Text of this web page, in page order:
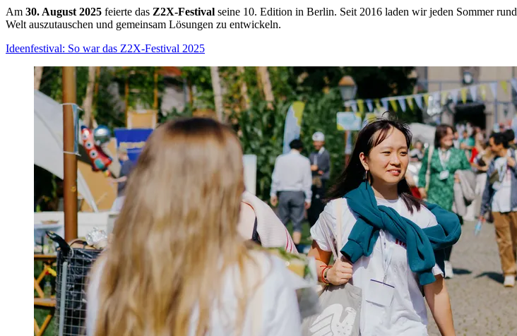
Am 30. August 2025 feierte das Z2X-Festival seine 10. Edition in Berlin. Seit 2016 laden wir jeden Sommer rund
Welt auszutauschen und gemeinsam Lösungen zu entwickeln.
Ideenfestival: So war das Z2X-Festival 2025